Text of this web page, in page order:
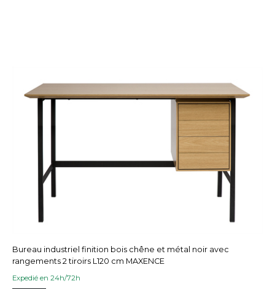
Bureau industriel finition bois chêne et métal noir avec
rangements 2 tiroirs L120 cm MAXENCE
Expedié en 24h/72h